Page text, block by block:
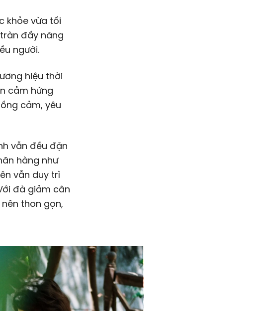
khỏe vừa tối
đầy năng
người.
hiệu thời
cảm hứng
cảm, yêu
vẫn đều đặn
hàng như
vẫn duy trì
đà giảm cân
thon gọn,